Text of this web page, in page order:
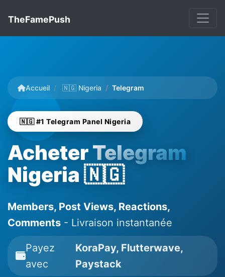
TheFamePush
Accueil 🇳🇬 Nigeria Telegram
🇳🇬 #1 Telegram Panel Nigeria
AcheterTelegram
Nigeria 🇳🇬
Members, Post Views, Reactions,
Comments - Livraison instantanée
Payez
avec
KoraPay, Flutterwave,
Paystack